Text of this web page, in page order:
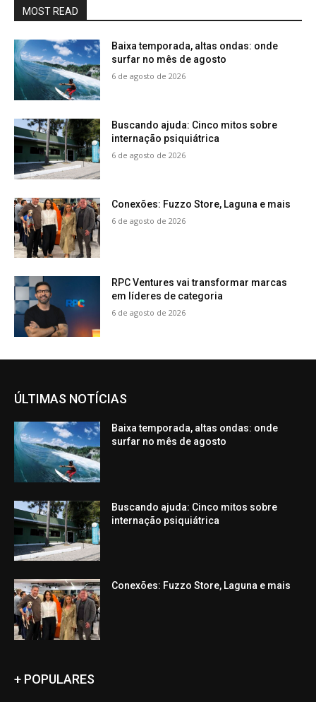
MOST READ
Baixa temporada, altas ondas: onde
surfar no mês de agosto
6 de agosto de 2026
Buscando ajuda: Cinco mitos sobre
internação psiquiátrica
6 de agosto de 2026
Conexões: Fuzzo Store, Laguna e mais
6 de agosto de 2026
RPC Ventures vai transformar marcas
em líderes de categoria
6 de agosto de 2026
ÚLTIMAS NOTÍCIAS
Baixa temporada, altas ondas: onde
surfar no mês de agosto
Buscando ajuda: Cinco mitos sobre
internação psiquiátrica
Conexões: Fuzzo Store, Laguna e mais
+ POPULARES